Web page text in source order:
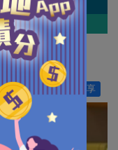
其他博評
頓生日飯說
分享
讚好 119